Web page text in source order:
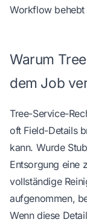
Workflow
Warum
dem Job
Tree-Service-
oft Field-Details
kann. Wurde
Entsorgung eine
vollständige
aufgenommen,
Wenn diese